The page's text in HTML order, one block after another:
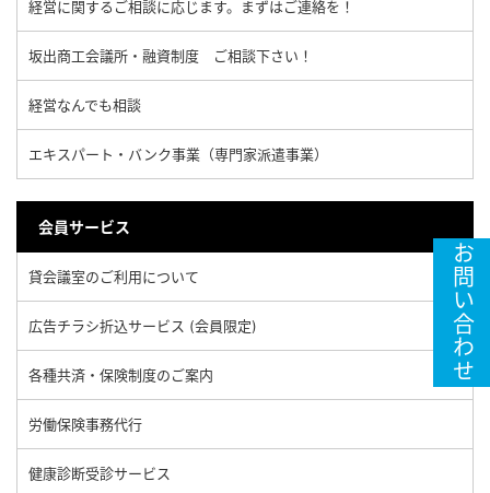
経営に関するご相談に応じます。まずはご連絡を！
坂出商工会議所・融資制度 ご相談下さい！
経営なんでも相談
エキスパート・バンク事業（専門家派遣事業）
会員サービス
貸会議室のご利用について
広告チラシ折込サービス (会員限定)
各種共済・保険制度のご案内
労働保険事務代行
健康診断受診サービス
お問い合わせ